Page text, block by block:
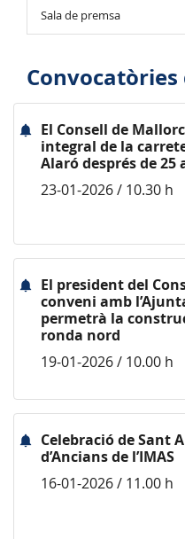
Sala de premsa
Convocatòries
El Consell de
integral de la
Alaró després de 25
23-01-2026 / 10.30 h
El president del
conveni amb
permetrà la
ronda nord
19-01-2026 / 10.00 h
Celebració de Sant
d’Ancians de l’IMAS
16-01-2026 / 11.00 h